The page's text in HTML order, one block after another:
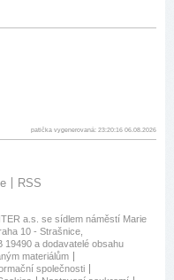
patička vygenerovaná: 23:20:16 06.08.2026
RSS
a.s. se sídlem náměstí Marie
10 - Strašnice,
19490 a dodavatelé obsahu
materiálům
společnosti